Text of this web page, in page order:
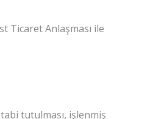
Ticaret Anlaşması ile
tutulması, işlenmiş